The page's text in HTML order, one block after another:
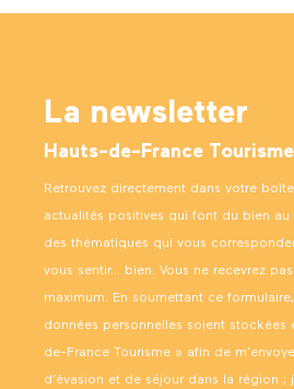
La newsletter
Hauts-de-France Tourisme
Retrouvez directement dans votre
actualités positives qui font du bien au
des thématiques qui vous
vous sentir… bien. Vous ne recevrez
maximum. En soumettant ce
données personnelles soient stockées
de-France Tourisme » afin de
d’évasion et de séjour dans la région ;